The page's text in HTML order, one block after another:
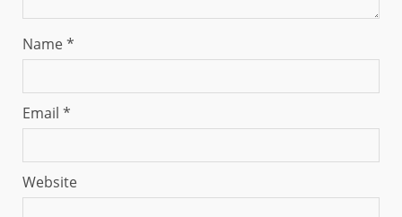
Name*
Email *
Website